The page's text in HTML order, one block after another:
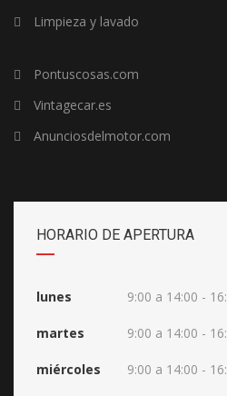
Limpieza y lavado
Pontuscosas.com
Vintagecar.es
Anunciosdelmotor.com
HORARIO DE APERTURA
lunes 9:00 a 14:00 -
martes 9:00 a 14:00 -
miércoles 9:00 a 14:00 -